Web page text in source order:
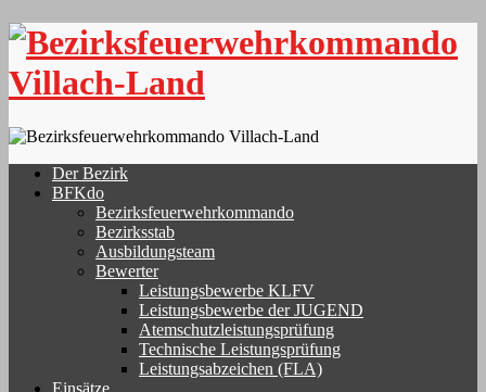
Skip
content
Der Bezirk
BFKdo
Bezirksfeuerwehrkommando
Bezirksstab
Ausbildungsteam
Bewerter
Leistungsbewerbe KLFV
Leistungsbewerbe der JUGEND
Atemschutzleistungsprüfung
Technische Leistungsprüfung
Leistungsabzeichen (FLA)
Einsätze